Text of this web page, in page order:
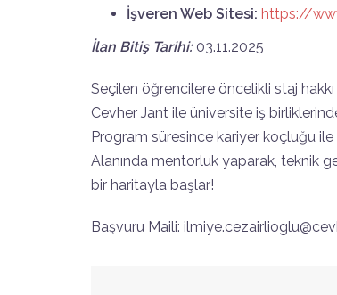
İşveren Web Sitesi: https://
İlan Bitiş Tarihi: 03.11.2025
Seçilen öğrencilere öncelikli staj hakkı
Cevher Jant ile üniversite iş
Program süresince kariyer koçluğu
Alanında mentorluk yaparak, teknik
bir haritayla başlar!
Başvuru Maili: